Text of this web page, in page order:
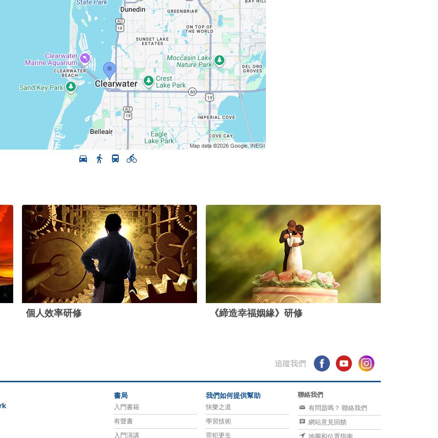
個人效率研修 《締造幸福姻緣》研修
追蹤我們
書局
入門書籍
有聲書
入門演講
我們如何提供幫助
快樂之道
學習技術
罪犯更生
聯絡我們
有問題嗎？ 聯絡我們
網站意見回饋
地圖和位置指南